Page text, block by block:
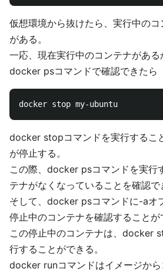
仮想環境から抜けたら、実行中の
がある。
一応、現在実行中のコンテナがあ
docker psコマンドで確認できたら
docker stopコマンドを実行するこ
が停止する。
この際、docker psコマンドを実行
テナがなくなっていることを確認で
そして、docker psコマンドに-aオ
停止中のコンテナを確認することが
この停止中のコンテナは、docker
行することができる。
docker runコマンドはイメージか